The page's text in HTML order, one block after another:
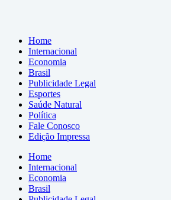
Home
Internacional
Economia
Brasil
Publicidade Legal
Esportes
Saúde Natural
Política
Fale Conosco
Edição Impressa
Home
Internacional
Economia
Brasil